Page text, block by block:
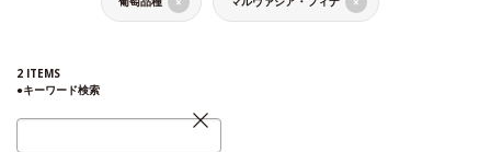
2 ITEMS
●キーワード検索